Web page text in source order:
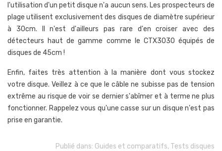
l'utilisation d'un petit disque n'a aucun sens. Les prospecteurs de
plage utilisent exclusivement des disques de diamètre supérieur
à 30cm. Il n'est d'ailleurs pas rare d'en croiser avec des
détecteurs haut de gamme comme le CTX3030 équipés de
disques de 45cm !
Enfin, faites très attention à la manière dont vous stockez
votre disque. Veillez à ce que le câble ne subisse pas de tension
extrême au risque de voir se dernier s'abîmer et à terme ne plus
fonctionner. Rappelez vous qu'une casse sur un disque n'est pas
prise en garantie.
Publié dans: Guides et comparatifs, Tests disques